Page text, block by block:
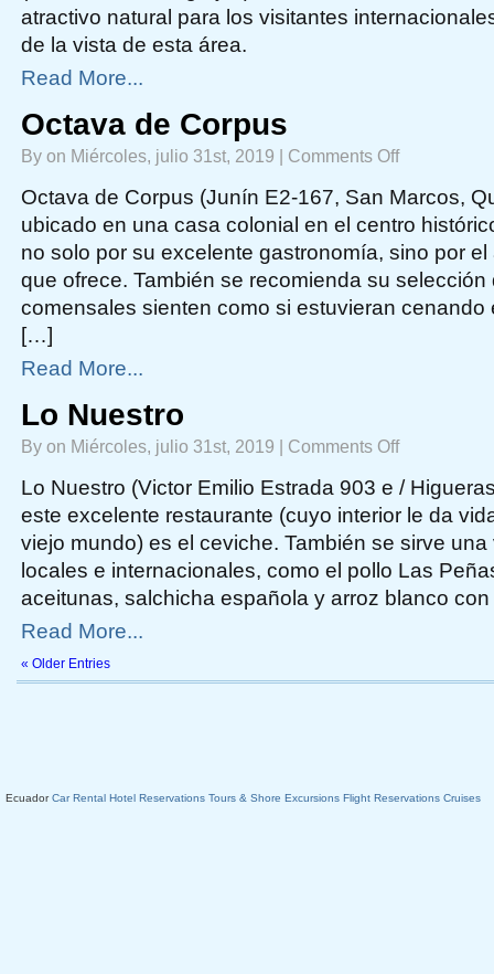
atractivo natural para los visitantes
de la vista de esta área.
Read More...
Octava de Corpus
By on Miércoles, julio 31st, 2019 | Comments Offon
Corpus
Octava de Corpus (Junín E2-167, San Marcos,
ubicado en una casa colonial en el centro
no solo por su excelente gastronomía, sino por
que ofrece. También se recomienda su selección
comensales sienten como si estuvieran cenando
[…]
Read More...
Lo Nuestro
By on Miércoles, julio 31st, 2019 | Comments Offon
Lo Nuestro (Victor Emilio Estrada 903 e /
este excelente restaurante (cuyo interior le da
viejo mundo) es el ceviche. También se sirve
locales e internacionales, como el pollo Las
aceitunas, salchicha española y arroz blanco
Read More...
« Older Entries
EcuadorCar Rental Hotel Reservations Tours & Shore Excursions Flight Reservations Cruises